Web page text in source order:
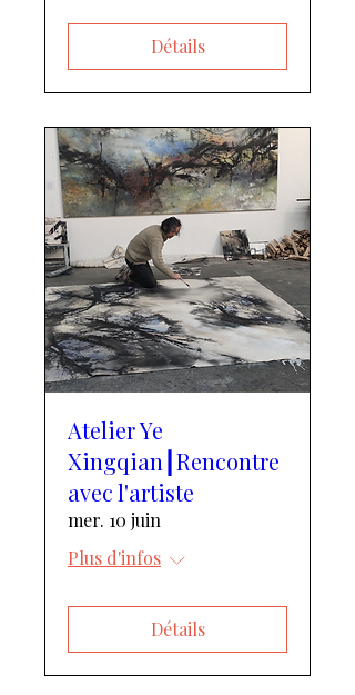
Détails
Atelier Ye
Xingqian┃Rencontre
avec l'artiste
mer. 10 juin
Plus d'infos
Détails